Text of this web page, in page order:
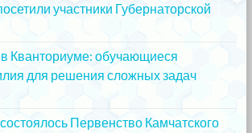
участники Губернаторской
в Кванториуме: обучающиеся
для решения сложных задач
Первенство Камчатского